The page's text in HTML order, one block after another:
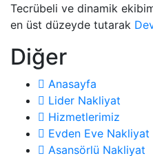
Tecrübeli ve dinamik
en üst düzeyde tutarak
Diğer
Anasayfa
Lider Nakliyat
Hizmetlerimiz
Evden Eve Nakliyat
Asansörlü Nakliyat